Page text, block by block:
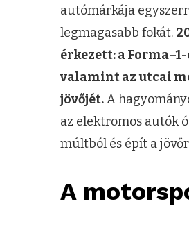
autómárkája
legmagasabb fokát.
érkezett: a
valamint az utcai
jövőjét.A
az elektromos autók
múltból és épít a
A